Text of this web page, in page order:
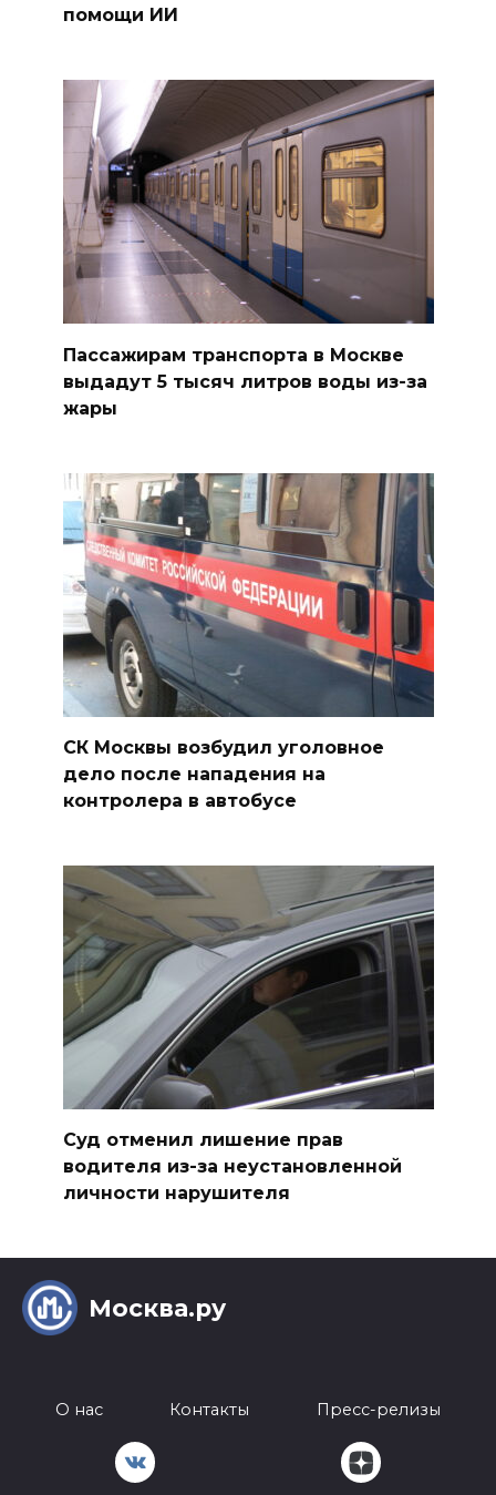
помощи ИИ
Пассажирам транспорта в Москве
выдадут 5 тысяч литров воды из-за
жары
СК Москвы возбудил уголовное
дело после нападения на
контролера в автобусе
Суд отменил лишение прав
водителя из-за неустановленной
личности нарушителя
Москва.ру
О нас Контакты Пресс-релизы